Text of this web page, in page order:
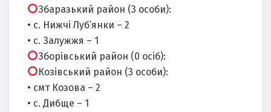
Збаразький район (3 особи):
• с. Нижчі Луб’янки – 2
• с. Залужжя – 1
Зборівський район (0 осіб):
Козівський район (3 особи):
• смт Козова – 2
• с. Дибще – 1